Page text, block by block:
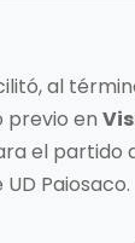
al
en
el partido
Paiosaco.